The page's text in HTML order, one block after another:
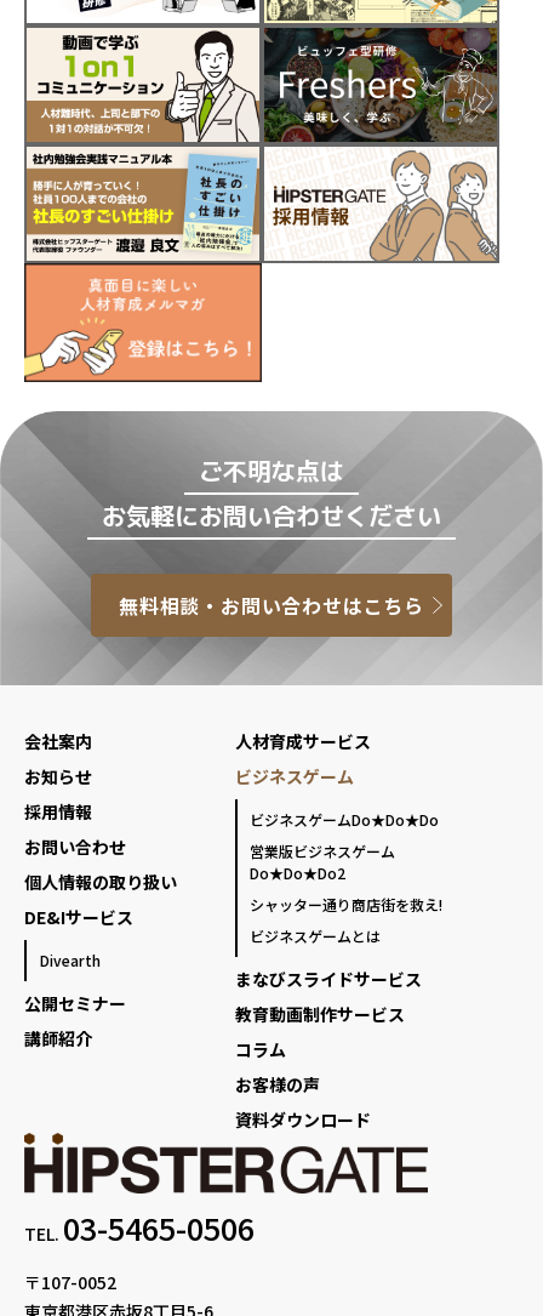
ご不明な点は
お気軽にお問い合わせください
無料相談・お問い合わせはこちら
TEL. 03-5465-0506
〒107-0052
東京都港区赤坂8丁目5-6
会社案内
お知らせ
採用情報
お問い合わせ
個人情報の取り扱い
DE&Iサービス
Divearth
公開セミナー
講師紹介
人材育成サービス
ビジネスゲーム
ビジネスゲームDo★Do★Do
営業版ビジネスゲーム
Do★Do★Do2
シャッター通り商店街を救え!
ビジネスゲームとは
まなびスライドサービス
教育動画制作サービス
コラム
お客様の声
資料ダウンロード